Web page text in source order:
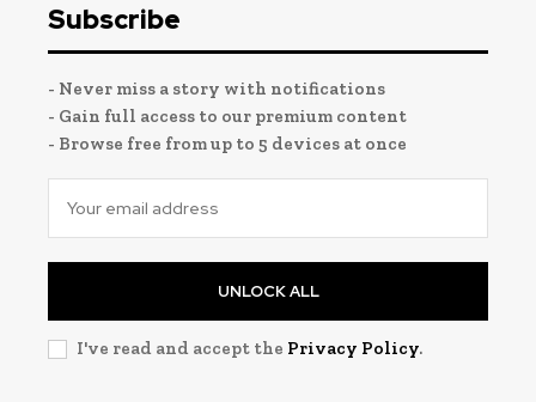
Subscribe
- Never miss a story with notifications
- Gain full access to our premium content
- Browse free from up to 5 devices at once
UNLOCK ALL
I've read and accept the Privacy Policy.